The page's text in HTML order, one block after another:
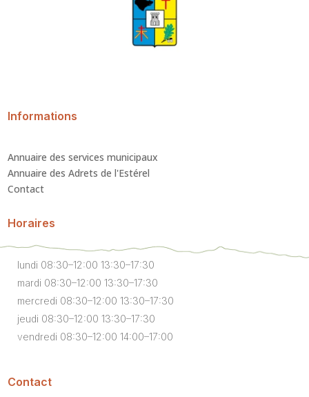
Informations
Annuaire des services municipaux
Annuaire des Adrets de l'Estérel
Contact
Horaires
lundi 08:30–12:00 13:30–17:30
mardi 08:30–12:00 13:30–17:30
mercredi 08:30–12:00 13:30–17:30
jeudi 08:30–12:00 13:30–17:30
vendredi 08:30–12:00 14:00–17:00
Contact